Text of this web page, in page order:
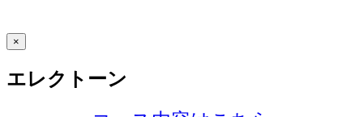
×
エレクトーン